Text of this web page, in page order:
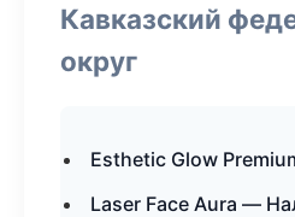
Кавказский
округ
Esthetic Glow
Laser Face Aura —